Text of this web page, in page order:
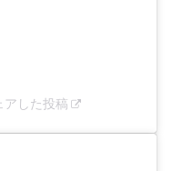
アした投稿